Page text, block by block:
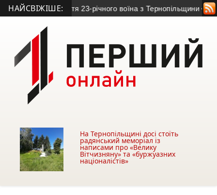
НАЙСВІЖІШЕ:
обірвала життя 23-річного воїна з Тернопільщини •
На Тернопільщині досі стоїть
радянський меморіал із
написами про «Велику
Вітчизняну» та «буржуазних
націоналістів»